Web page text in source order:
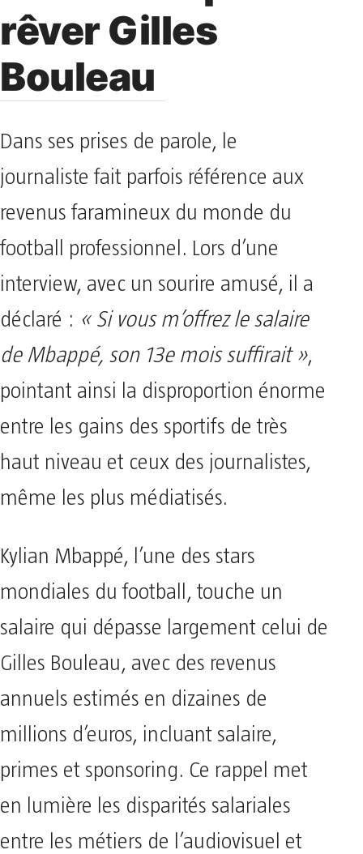
rêver Gilles
Bouleau
Dans ses prises de parole, le
journaliste fait parfois référence aux
revenus faramineux du monde du
football professionnel. Lors d’une
interview, avec un sourire amusé, il a
déclaré : « Si vous m’offrez le salaire
de Mbappé, son 13e mois suffirait »,
pointant ainsi la disproportion énorme
entre les gains des sportifs de très
haut niveau et ceux des journalistes,
même les plus médiatisés.
Kylian Mbappé, l’une des stars
mondiales du football, touche un
salaire qui dépasse largement celui de
Gilles Bouleau, avec des revenus
annuels estimés en dizaines de
millions d’euros, incluant salaire,
primes et sponsoring. Ce rappel met
en lumière les disparités salariales
entre les métiers de l’audiovisuel et